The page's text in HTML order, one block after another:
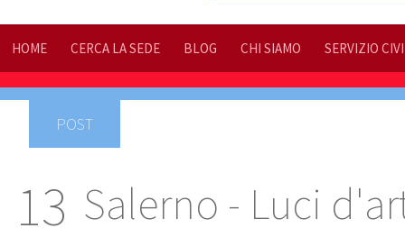
HOME CERCA LA SEDE BLOG CHI SIAMO SERVIZIO
POST
13 Salerno - Luci